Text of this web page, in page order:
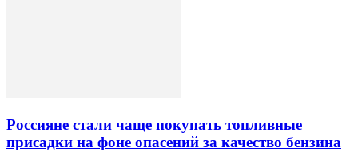
Россияне стали чаще покупать топливные
присадки на фоне опасений за качество бензина